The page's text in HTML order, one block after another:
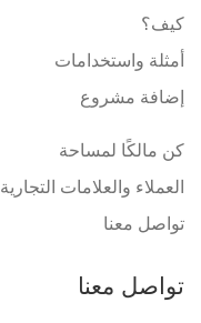
كيف؟
أمثلة واستخدامات
إضافة مشروع
كن مالكًا لمساحة
العملاء والعلامات التجارية
تواصل معنا
تواصل معنا